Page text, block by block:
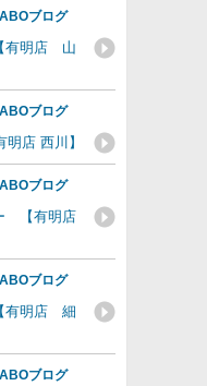
ブログ
有明店 山
ブログ
店 西川】
ブログ
【有明店
ブログ
有明店 細
ブログ